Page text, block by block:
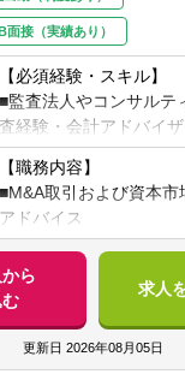
接（実績あり）
【必須経験・スキル】
■監査法人やコンサルテ
査経験・会計アドバイ
する方
▽金融機関や大手事業
のいずれかのご経験を3
方
■決算（連結決算・子会
監査対応など）
■財務企画（会計方針・
ど）
■内部統制構築（J-SOX
【職務内容】
■M&A取引および資本
アドバイス
■財務報告領域のポスト
テグレーション（PMI）
■財務報告プロセス高度
■経理DX支援
■複雑な財務会計領域に
ス
ら
求人
更新日 2026年08月05日